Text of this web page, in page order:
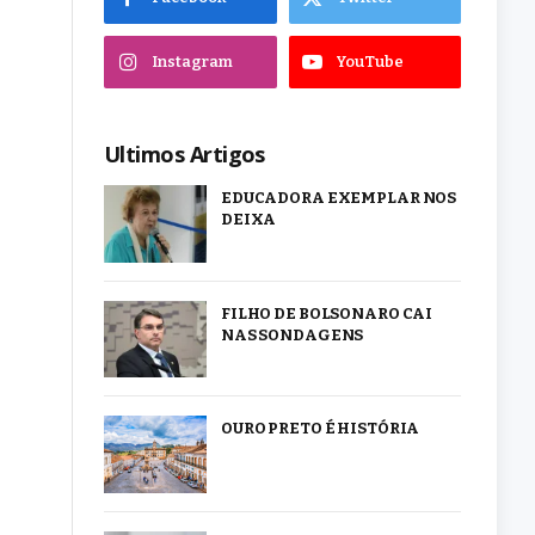
Instagram YouTube
Ultimos Artigos
EDUCADORA EXEMPLAR NOS
DEIXA
FILHO DE BOLSONARO CAI
NAS SONDAGENS
OURO PRETO É HISTÓRIA